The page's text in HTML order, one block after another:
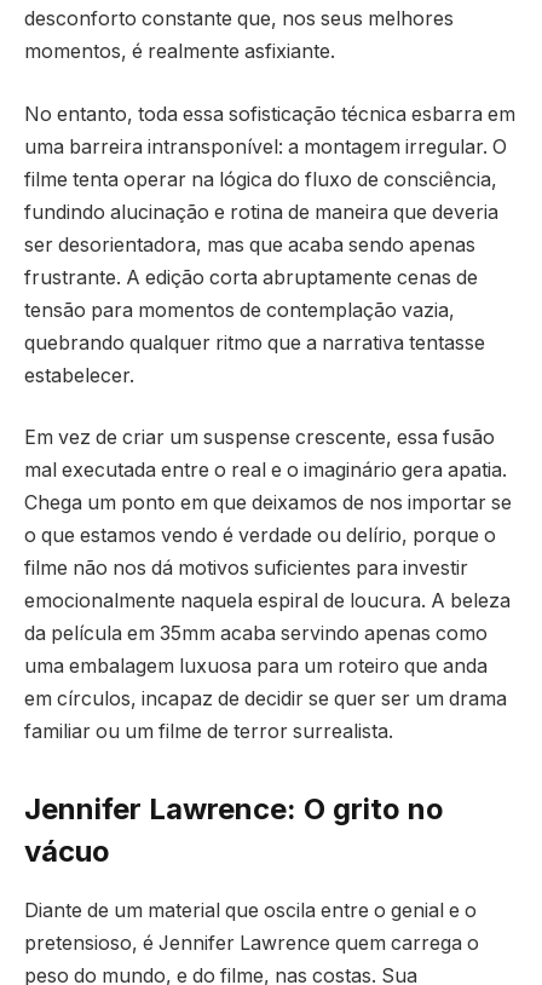
desconforto constante que, nos seus melhores
momentos, é realmente asfixiante.
No entanto, toda essa sofisticação técnica esbarra em
uma barreira intransponível: a montagem irregular. O
filme tenta operar na lógica do fluxo de consciência,
fundindo alucinação e rotina de maneira que deveria
ser desorientadora, mas que acaba sendo apenas
frustrante. A edição corta abruptamente cenas de
tensão para momentos de contemplação vazia,
quebrando qualquer ritmo que a narrativa tentasse
estabelecer.
Em vez de criar um suspense crescente, essa fusão
mal executada entre o real e o imaginário gera apatia.
Chega um ponto em que deixamos de nos importar se
o que estamos vendo é verdade ou delírio, porque o
filme não nos dá motivos suficientes para investir
emocionalmente naquela espiral de loucura. A beleza
da película em 35mm acaba servindo apenas como
uma embalagem luxuosa para um roteiro que anda
em círculos, incapaz de decidir se quer ser um drama
familiar ou um filme de terror surrealista.
Jennifer Lawrence: O grito no
vácuo
Diante de um material que oscila entre o genial e o
pretensioso, é Jennifer Lawrence quem carrega o
peso do mundo, e do filme, nas costas. Sua